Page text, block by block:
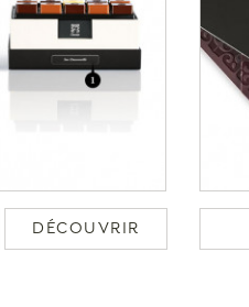
DÉCOUVRIR